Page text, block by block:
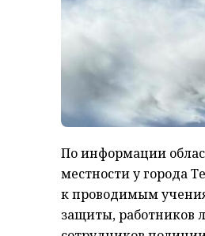
По информации
местности у города
к проводимым
защиты, работников